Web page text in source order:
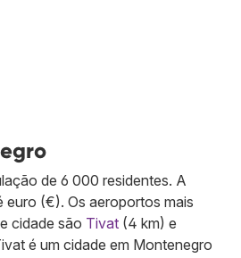
de 6 000 residentes. A
euro (€). Os aeroportos mais
cidade são Tivat (4 km) e
é um cidade em Montenegro